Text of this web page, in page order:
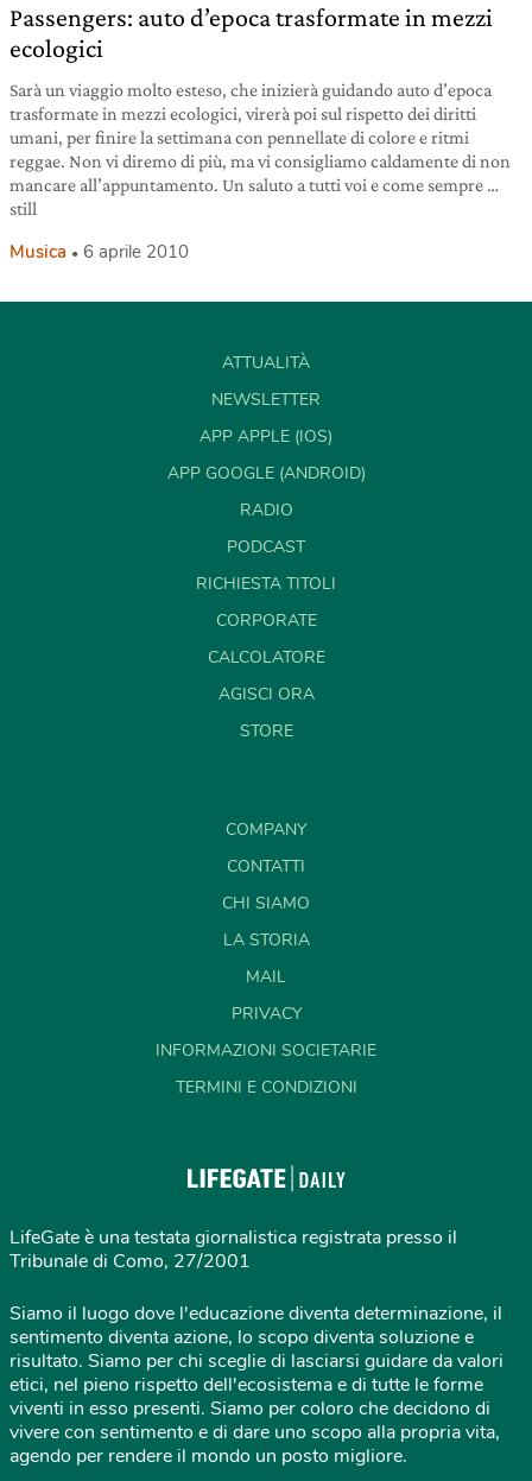
Passengers: auto d’epoca trasformate in mezzi
ecologici
Sarà un viaggio molto esteso, che inizierà guidando auto d’epoca
trasformate in mezzi ecologici, virerà poi sul rispetto dei diritti
umani, per finire la settimana con pennellate di colore e ritmi
reggae. Non vi diremo di più, ma vi consigliamo caldamente di non
mancare all’appuntamento. Un saluto a tutti voi e come sempre …
still
Musica 6 aprile 2010
ATTUALITÀ
NEWSLETTER
APP APPLE (IOS)
APP GOOGLE (ANDROID)
RADIO
PODCAST
RICHIESTA TITOLI
CORPORATE
CALCOLATORE
AGISCI ORA
STORE
COMPANY
CONTATTI
CHI SIAMO
LA STORIA
MAIL
PRIVACY
INFORMAZIONI SOCIETARIE
TERMINI E CONDIZIONI
LifeGate è una testata giornalistica registrata presso il
Tribunale di Como, 27/2001
Siamo il luogo dove l'educazione diventa determinazione, il
sentimento diventa azione, lo scopo diventa soluzione e
risultato. Siamo per chi sceglie di lasciarsi guidare da valori
etici, nel pieno rispetto dell'ecosistema e di tutte le forme
viventi in esso presenti. Siamo per coloro che decidono di
vivere con sentimento e di dare uno scopo alla propria vita,
agendo per rendere il mondo un posto migliore.